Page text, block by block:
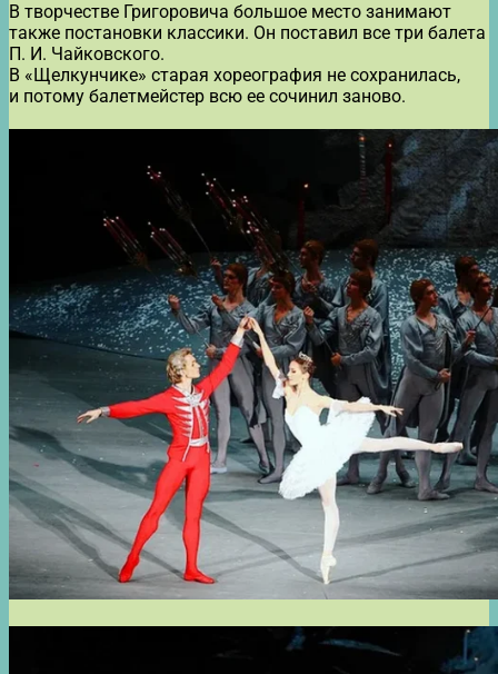
В творчестве Григоровича большое место занимают
также постановки классики. Он поставил все три балета
П. И. Чайковского.
В «Щелкунчике» старая хореография не сохранилась,
и потому балетмейстер всю ее сочинил заново.